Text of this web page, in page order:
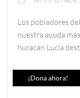
Los pobladores
nuestra ayuda
huracán Lucía
¡Dona ahora!